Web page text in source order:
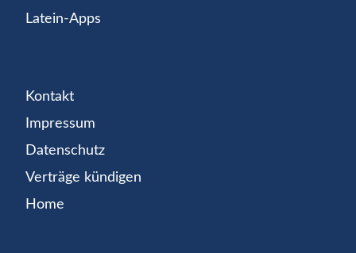
Latein-Apps
Kontakt
Impressum
Datenschutz
Verträge kündigen
Home